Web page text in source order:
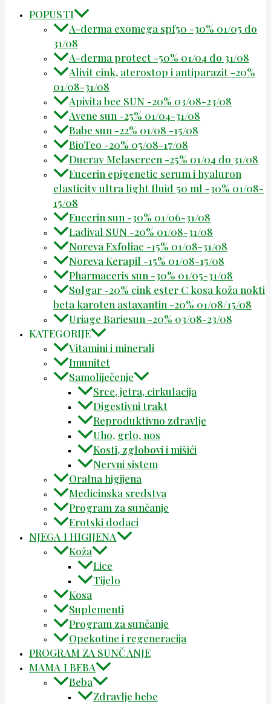
POPUSTI
A-derma exomega spf50 -30% 01/05 do
31/08
A-derma protect -50% 01/04 do 31/08
Alivit cink, aterostop i antiparazit -20%
01/08-31/08
Apivita bee SUN -20% 03/08-23/08
Avene sun -25% 01/04-31/08
Babe sun -22% 01/08 -15/08
BioTeo -20% 05/08-17/08
Ducray Melascreen -25% 01/04 do 31/08
Eucerin epigenetic serum i hyaluron
elasticity ultra light fluid 50 ml -30% 01/08-
15/08
Eucerin sun -30% 01/06-31/08
Ladival SUN -20% 01/08-31/08
Noreva Exfoliac -15% 01/08-31/08
Noreva Kerapil -15% 01/08-15/08
Pharmaceris sun -30% 01/05-31/08
Solgar -20% cink ester C kosa koža nokti
beta karoten astaxantin -20% 01/08/15/08
Uriage Bariesun -20% 03/08-23/08
KATEGORIJE
Vitamini i minerali
Imunitet
Samoliječenje
Srce, jetra, cirkulacija
Digestivni trakt
Reproduktivno zdravlje
Uho, grlo, nos
Kosti, zglobovi i mišići
Nervni sistem
Oralna higijena
Medicinska sredstva
Program za sunčanje
Erotski dodaci
NJEGA I HIGIJENA
Koža
Lice
Tijelo
Kosa
Suplementi
Program za sunčanje
Opekotine i regeneracija
PROGRAM ZA SUNČANJE
MAMA I BEBA
Beba
Zdravlje bebe